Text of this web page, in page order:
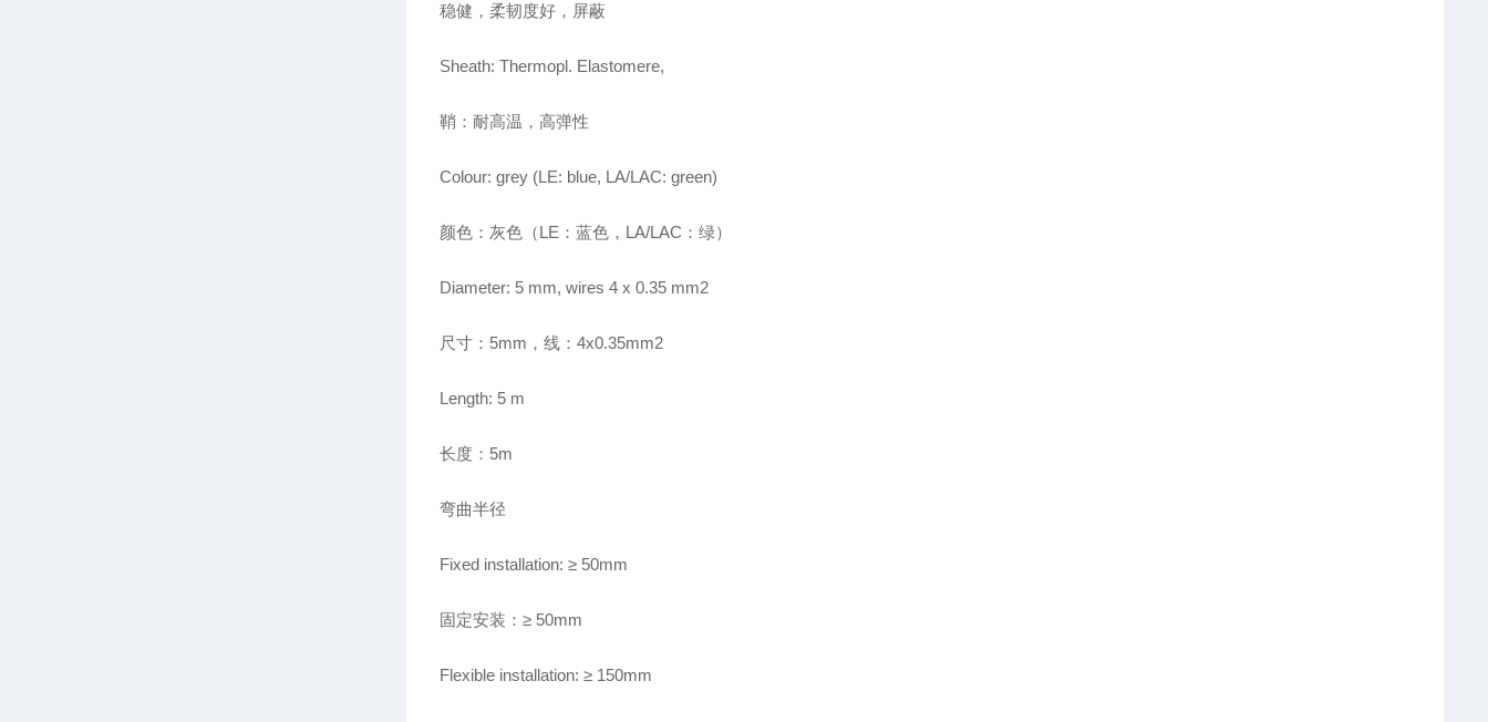
稳健，柔韧度好，屏蔽
Sheath: Thermopl. Elastomere,
鞘：耐高温，高弹性
Colour: grey (LE: blue, LA/LAC: green)
颜色：灰色（LE：蓝色，LA/LAC：绿）
Diameter: 5 mm, wires 4 x 0.35 mm2
尺寸：5mm，线：4x0.35mm2
Length: 5 m
长度：5m
弯曲半径
Fixed installation: ≥ 50mm
固定安装 ：≥ 50mm
Flexible installation: ≥ 150mm